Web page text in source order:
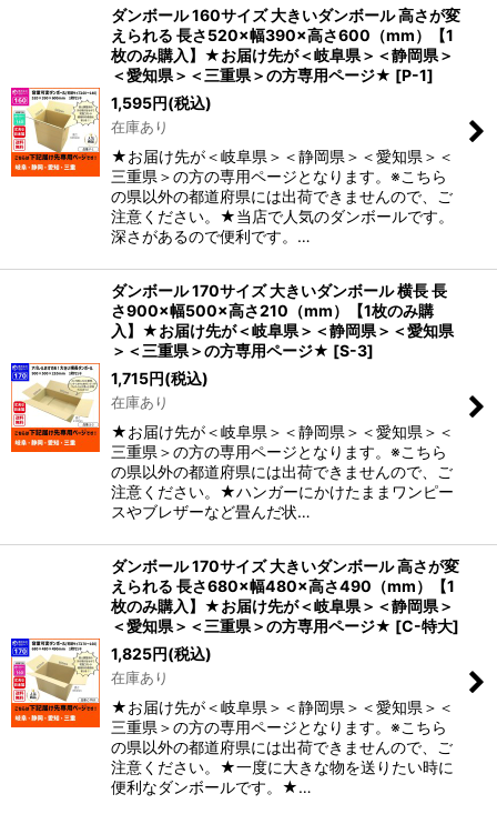
ダンボール 160サイズ 大きいダンボール 高さが変
えられる 長さ520×幅390×高さ600（mm）【1
枚のみ購入】★お届け先が＜岐阜県＞＜静岡県＞
＜愛知県＞＜三重県＞の方専用ページ★ [P-1]
1,595円(税込)
在庫あり
★お届け先が＜岐阜県＞＜静岡県＞＜愛知県＞＜
三重県＞の方の専用ページとなります。※こちら
の県以外の都道府県には出荷できませんので、ご
注意ください。★当店で人気のダンボールです。
深さがあるので便利です。…
ダンボール 170サイズ 大きいダンボール 横長 長
さ900×幅500×高さ210（mm）【1枚のみ購
入】★お届け先が＜岐阜県＞＜静岡県＞＜愛知県
＞＜三重県＞の方専用ページ★ [S-3]
1,715円(税込)
在庫あり
★お届け先が＜岐阜県＞＜静岡県＞＜愛知県＞＜
三重県＞の方の専用ページとなります。※こちら
の県以外の都道府県には出荷できませんので、ご
注意ください。★ハンガーにかけたままワンピー
スやブレザーなど畳んだ状…
ダンボール 170サイズ 大きいダンボール 高さが変
えられる 長さ680×幅480×高さ490（mm）【1
枚のみ購入】★お届け先が＜岐阜県＞＜静岡県＞
＜愛知県＞＜三重県＞の方専用ページ★ [C-特大]
1,825円(税込)
在庫あり
★お届け先が＜岐阜県＞＜静岡県＞＜愛知県＞＜
三重県＞の方の専用ページとなります。※こちら
の県以外の都道府県には出荷できませんので、ご
注意ください。★一度に大きな物を送りたい時に
便利なダンボールです。★…